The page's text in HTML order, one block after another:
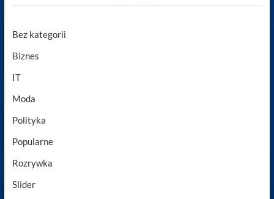
Bez kategorii
Biznes
IT
Moda
Polityka
Popularne
Rozrywka
Slider